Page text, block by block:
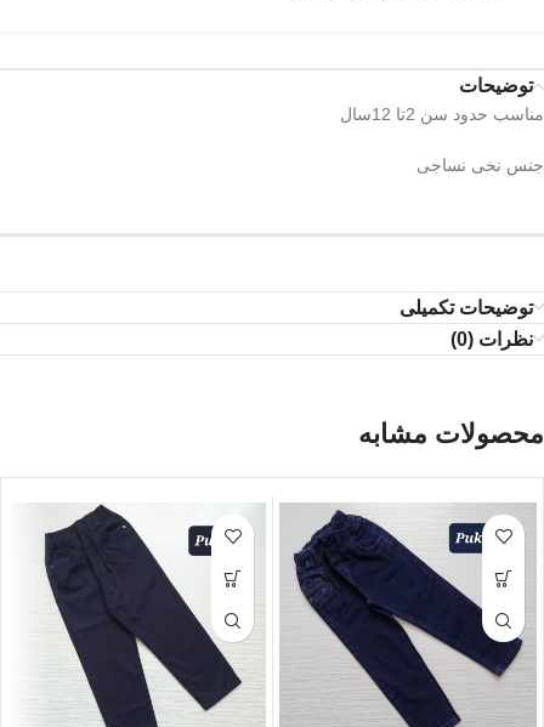
توضیحات
مناسب حدود سن 2تا 12سال
جنس نخی نساجی
توضیحات تکمیلی
نظرات (0)
محصولات مشابه